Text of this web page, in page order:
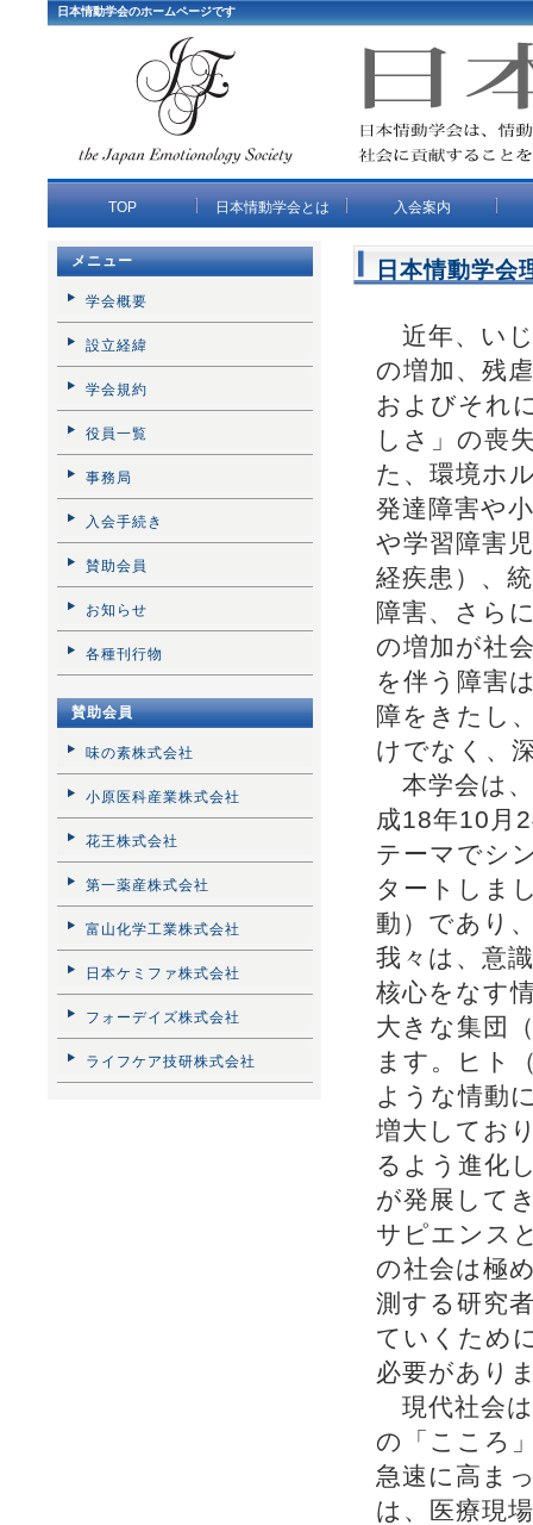
日本情動学会のホームページです
TOP 日本情動学会とは
理事長挨拶
学会概要
入会案内
入会手続き
賛助会員 令
令
令
令
令
令
令
令
平
会
平
会
平
会
平
会
平
会
平
会
平
会
情
日本情動学会
近年、い
の増加、残
およびそれ
しさ」の喪
た、環境ホ
発達障害や
や学習障害
経疾患）、
障害、さら
の増加が社
を伴う障害
障をきたし
けでなく、
本学会は、
成18年10月
テーマでシ
タートしま
動）であり
我々は、意
核心をなす
大きな集団
ます。ヒト
ような情動
増大してお
るよう進化
が発展して
サピエンス
の社会は極
測する研究
ていくため
必要があり
現代社会
の「こころ
急速に高ま
は、医療現
メニュー
学会概要
設立経緯
学会規約
役員一覧
事務局
入会手続き
賛助会員
お知らせ
各種刊行物
賛助会員
味の素株式会社
小原医科産業株式会社
花王株式会社
第一薬産株式会社
富山化学工業株式会社
日本ケミファ株式会社
フォーデイズ株式会社
ライフケア技研株式会社